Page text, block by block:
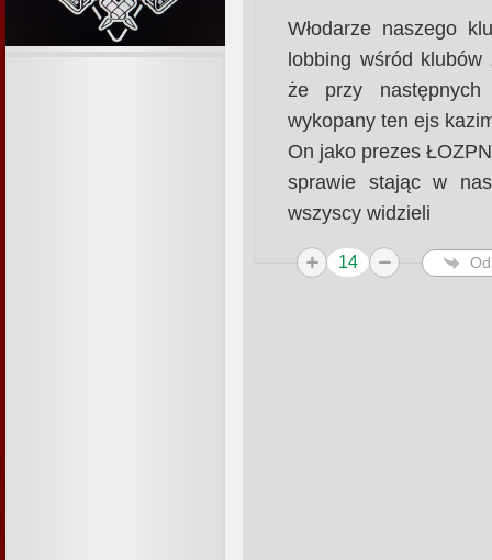
Włodarze naszego
lobbing wśród
że przy
wykopany ten ejs
On jako prezes
sprawie stając w
wszyscy widzieli
14